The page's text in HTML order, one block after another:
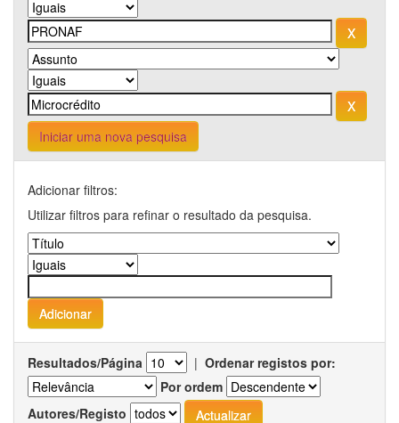
Iniciar uma nova pesquisa
Adicionar filtros:
Utilizar filtros para refinar o resultado da pesquisa.
Resultados/Página | Ordenar registos por:
Por ordem
Autores/Registo